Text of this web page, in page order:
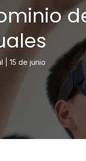
| 15 de junio